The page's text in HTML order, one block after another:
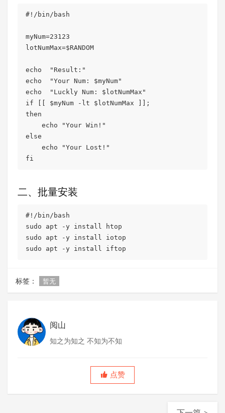
#!/bin/bash
myNum=23123
lotNumMax=$RANDOM
echo  "Result:"
echo  "Your Num: $myNum"
echo  "Luckly Num: $lotNumMax"
if [[ $myNum -lt $lotNumMax ]];
then
else
二、批量安装
#!/bin/bash
sudo apt -y install htop
sudo apt -y install iotop
标签： 暂无
阅山
知之为知之 不知为不知
点赞